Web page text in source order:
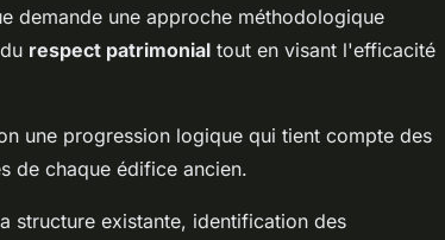
demande une approche méthodologique
respect patrimonial tout en visant l'efficacité
une progression logique qui tient compte des
de chaque édifice ancien.
structure existante, identification des